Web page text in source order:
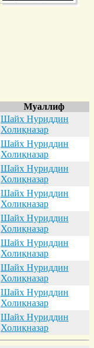
Муаллиф
Шайх Нуриддин
Холиқназар
Шайх Нуриддин
Холиқназар
Шайх Нуриддин
Холиқназар
Шайх Нуриддин
Холиқназар
Шайх Нуриддин
Холиқназар
Шайх Нуриддин
Холиқназар
Шайх Нуриддин
Холиқназар
Шайх Нуриддин
Холиқназар
Шайх Нуриддин
Холиқназар